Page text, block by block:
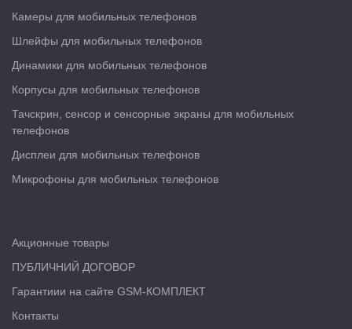
Камеры для мобильных телефонов
Шлейфы для мобильных телефонов
Динамики для мобильных телефонов
Корпусы для мобильных телефонов
Тачскрин, сенсор и сенсорные экраны для мобильных
телефонов
Дисплеи для мобильных телефонов
Микрофоны для мобильных телефонов
Акционные товары
ПУБЛИЧНИЙ ДОГОВОР
Гарантиии на сайте GSM-КОМПЛЕКТ
Контакты